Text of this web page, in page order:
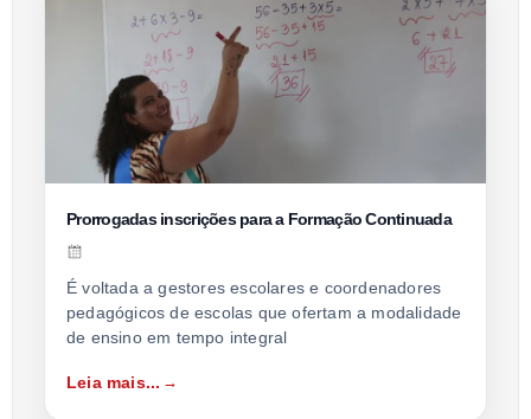
Prorrogadas inscrições para a Formação Continuada
É voltada a gestores escolares e coordenadores
pedagógicos de escolas que ofertam a modalidade
de ensino em tempo integral
Leia mais...